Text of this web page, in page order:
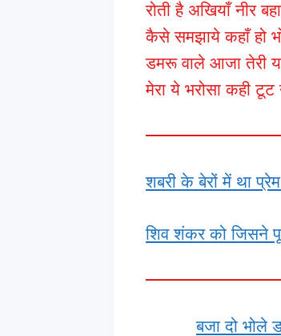
रोती है अखियाँ नीर
कैसे समझाये कहाँ हो
डमरू वाले आजा तेरी
मेरा ये भरोसा कही टूट
शबरी के बेरों में था
शिव शंकर को जिसने
बजा दो